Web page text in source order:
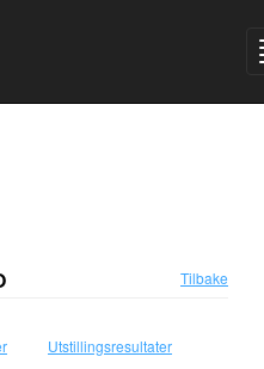
Tilbake
Utstillingsresultater